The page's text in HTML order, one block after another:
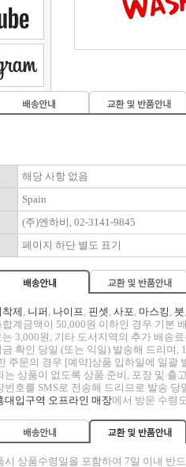
해당 사항 없음
Spain
(주)엔하비, 02-3141-9845
페이지 하단 별도 표기
착제 , 니퍼 , 나이프, 핀셋 , 사포, 마스킹 , 붓,
계금액이 50,000원 이하인 경우 기본
3,000원, 기타 도서지역의 추가 배송
확인 당일 (또는 익일) 발송해 드리며,
주문의 경우 [예약]상품 입하일에 일괄
는 상품이 없도록 상품 준비, 포장 및 출
번호를 SMS로 전송해 드리므로 발송 당
대입구역 오프라인 매장에서 방문 수령
상품수령일을 포함하여 7일 이내 반드